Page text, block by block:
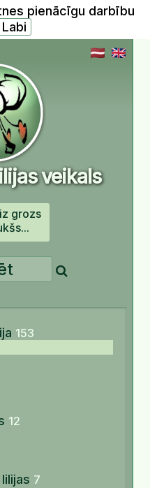
pienācīgu darbību
veikals
grozs
153
12
7